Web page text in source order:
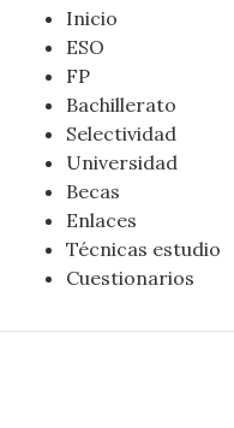
Inicio
ESO
FP
Bachillerato
Selectividad
Universidad
Becas
Enlaces
Técnicas estudio
Cuestionarios